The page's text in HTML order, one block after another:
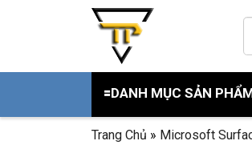
🟰DANH MỤC SẢN
Trang Chủ » Microsoft